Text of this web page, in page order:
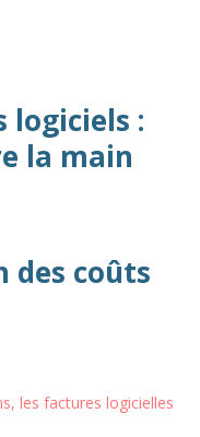
logiciels :
la main
coûts
les factures logicielles